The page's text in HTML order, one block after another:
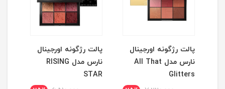
پالت رژگونه اورجینال
نارس مدل All That
Glitters
پالت رژگونه اورجینال
نارس مدل RISING
STAR